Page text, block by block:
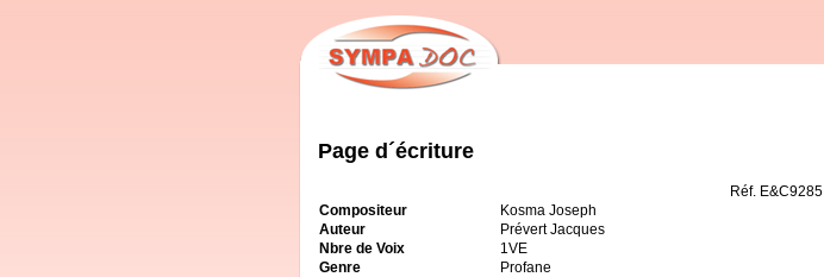
Page d´écriture
Réf. E&C9285
Compositeur
Kosma Joseph
Auteur
Prévert Jacques
Nbre de Voix
1VE
Genre
Profane